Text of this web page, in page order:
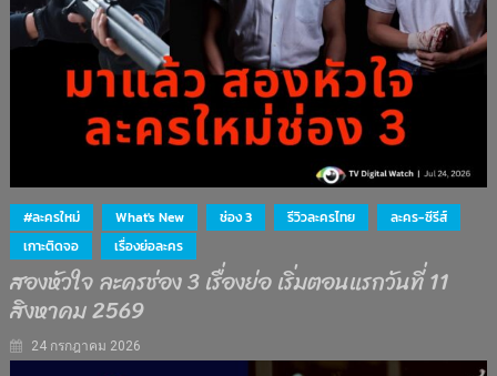
#ละครใหม่ What's New ช่อง 3 รีวิวละครไทย
ละคร-ซีรีส์
เกาะติดจอ
เรื่องย่อละคร
สองหัวใจ ละครช่อง 3 เรื่องย่อ เริ่มตอนแรกวันที่ 11
สิงหาคม 2569
24 กรกฎาคม 2026